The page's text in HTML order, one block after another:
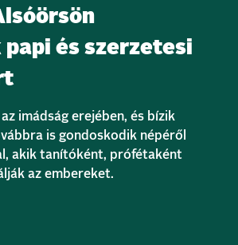
és szerzetesi
imádság erejében, és bízik
is gondoskodik népéről
akik tanítóként, prófétaként
az embereket.